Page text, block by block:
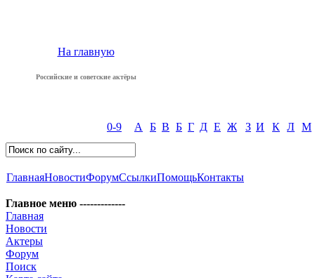
На главную
Российские и советские актёры
0-9 А Б В Б Г Д Е Ж З И К Л М
ГлавнаяНовостиФорумСсылкиПомощьКонтакты
Главное меню -------------
Главная
Новости
Актеры
Форум
Поиск